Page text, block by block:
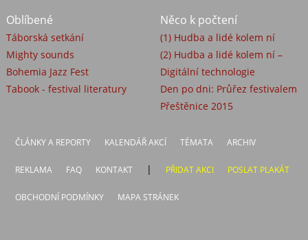
Oblíbené
Táborská setkání
Mighty sounds
Bohemia Jazz Fest
Tabook - festival literatury
Něco k počtení
(1) Hudba a lidé kolem ní
(2) Hudba a lidé kolem ní –
Digitální technologie
Den po dni: Průřez festivalem
Přeštěnice 2015
ČLÁNKY A REPORTY KALENDÁŘ AKCÍ TÉMATA ARCHIV
REKLAMA FAQ KONTAKT | PŘIDAT AKCI POSLAT PLAKÁT
OBCHODNÍ PODMÍNKY MAPA STRÁNEK